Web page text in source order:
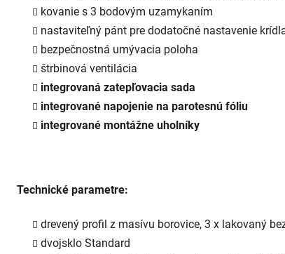
kovanie s 3 bodovým uzamykaním
nastaviteľný pánt pre dodatočné nastavenie
bezpečnostná umývacia poloha
štrbinová ventilácia
integrovaná zatepľovacia sada
integrované napojenie na parotesnú fóliu
integrované montážne uholníky
Technické parametre:
drevený profil z masívu borovice, 3 x lakovaný
dvojsklo Standard